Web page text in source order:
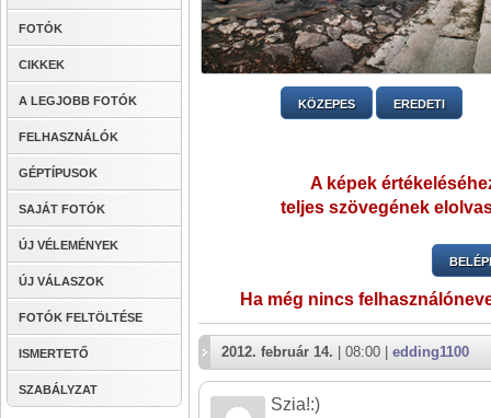
FOTÓK
CIKKEK
A LEGJOBB FOTÓK
FELHASZNÁLÓK
GÉPTÍPUSOK
SAJÁT FOTÓK
ÚJ VÉLEMÉNYEK
ÚJ VÁLASZOK
FOTÓK FELTÖLTÉSE
ISMERTETŐ
SZABÁLYZAT
KÖZEPES EREDETI
A képek
teljes szövegének
Ha még nincs
2012. február 14. | 08:00 | edding1100
Szia!:)